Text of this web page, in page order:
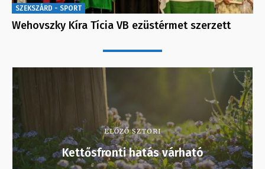
SZEKSZÁRD - SPORT
Wehovszky Kíra Tícia VB ezüstérmet szerzett
ELŐZŐ SZTORI
Kettősfronti hatás várható